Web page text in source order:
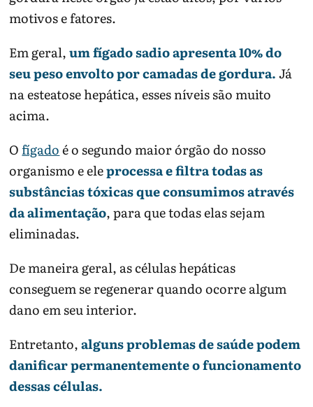
motivos e fatores.
Em geral,um fígado sadio apresenta 10% do
seu peso envolto por camadas de gordura.Já
na esteatose hepática, esses níveis são muito
acima.
Ofígadoé o segundo maior órgão do nosso
organismo e eleprocessa e filtra todas as
substâncias tóxicas que consumimos através
da alimentação, para que todas elas sejam
eliminadas.
De maneira geral, as células hepáticas
conseguem se regenerar quando ocorre algum
dano em seu interior.
Entretanto,alguns problemas de saúde podem
danificar permanentemente o funcionamento
dessas células.